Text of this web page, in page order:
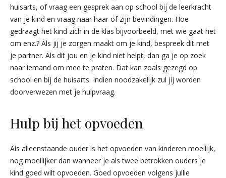
huisarts, of vraag een gesprek aan op school bij de leerkracht
van je kind en vraag naar haar of zijn bevindingen. Hoe
gedraagt het kind zich in de klas bijvoorbeeld, met wie gaat het
om enz.? Als jij je zorgen maakt om je kind, bespreek dit met
je partner. Als dit jou en je kind niet helpt, dan ga je op zoek
naar iemand om mee te praten. Dat kan zoals gezegd op
school en bij de huisarts. Indien noodzakelijk zul jij worden
doorverwezen met je hulpvraag.
Hulp bij het opvoeden
Als alleenstaande ouder is het opvoeden van kinderen moeilijk,
nog moeilijker dan wanneer je als twee betrokken ouders je
kind goed wilt opvoeden. Goed opvoeden volgens jullie